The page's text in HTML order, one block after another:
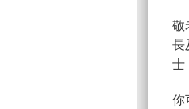
敬
長
士
你